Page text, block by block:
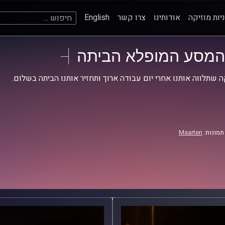
מוזיקה אודותינו צרו קשר English חיפוש:
המסע המופלא הביתה
שתלווה אותנו אחרי יום עבודה ארוך ותחזיר אותנו הביתה בשלום.
Maarten